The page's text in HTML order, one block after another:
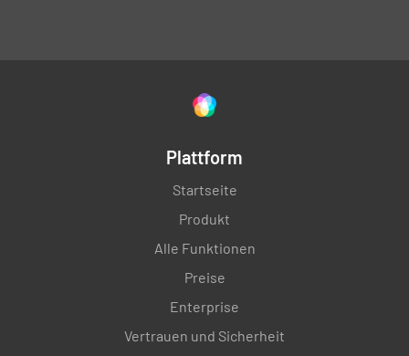
Plattform
Startseite
Produkt
Alle Funktionen
Preise
Enterprise
Vertrauen und Sicherheit